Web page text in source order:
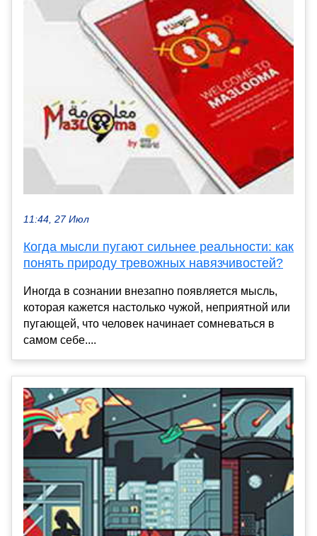
11:44, 27 Июл
Когда мысли пугают сильнее реальности: как
понять природу тревожных навязчивостей?
Иногда в сознании внезапно появляется мысль,
которая кажется настолько чужой, неприятной или
пугающей, что человек начинает сомневаться в
самом себе....